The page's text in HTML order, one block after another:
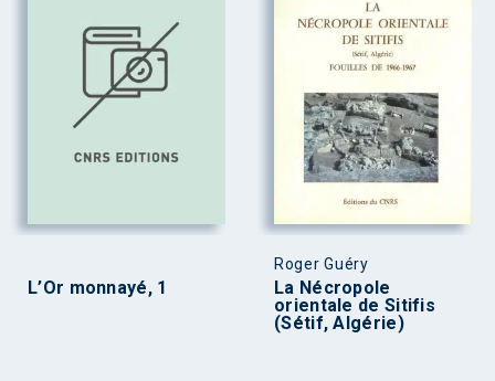
L’Or monnayé, 1
Roger Guéry
La Nécropole
orientale de Sitifis
(Sétif, Algérie)